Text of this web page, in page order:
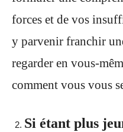
forces et de vos
y parvenir franchir
regarder en vous-
comment vous vous
Si étant plus